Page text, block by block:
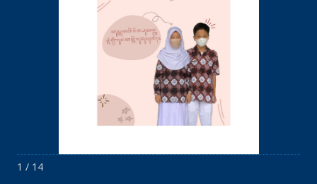
1 / 14